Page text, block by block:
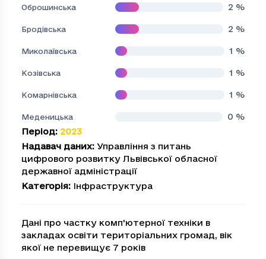
Оброшинська 2 %
Бродівська 2 %
Миколаївська 1 %
Козівська 1 %
Комарнівська 1 %
Меденицька 0 %
Період: 2023
Надавач даних: Управління з питань
цифрового розвитку Львівської обласної
державної адміністрації
Категорія: Інфраструктура
Дані про частку комп'ютерної техніки в
закладах освіти територіальних громад, вік
якої не перевищує 7 років